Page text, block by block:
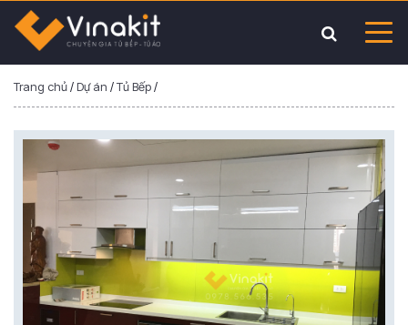
Trang chủ/Dự án /Tủ Bếp/